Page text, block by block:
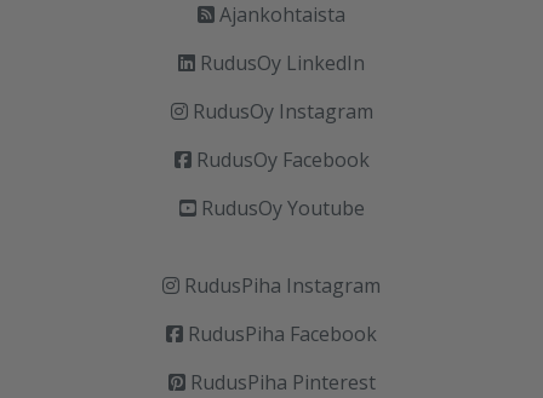
Ajankohtaista
RudusOy LinkedIn
RudusOy Instagram
RudusOy Facebook
RudusOy Youtube
RudusPiha Instagram
RudusPiha Facebook
RudusPiha Pinterest